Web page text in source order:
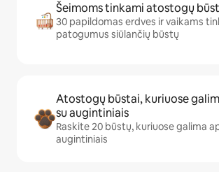
Šeimoms tinkami atostogų
30 papildomas erdves ir vaikams
patogumus siūlančių būstų
Atostogų būstai, kuriuose
su augintiniais
Raskite 20 būstų, kuriuose galima
augintiniais